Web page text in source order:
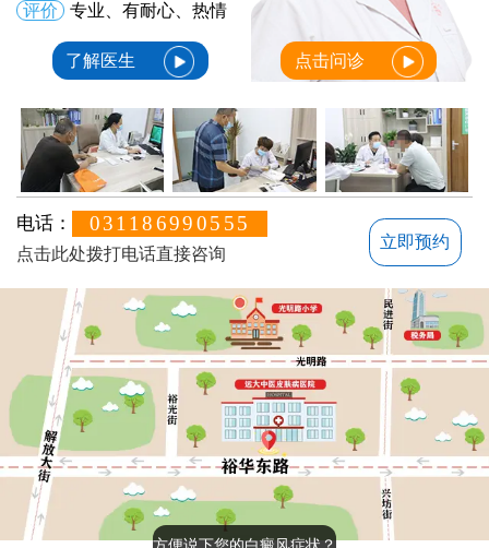
评价
专业、有耐心、热情
了解医生 点击问诊
电话： 031186990555
点击此处拨打电话直接咨询
立即预约